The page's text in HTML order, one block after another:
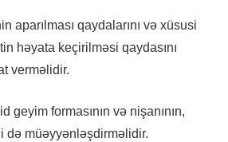
qaydalarını və xüsusi
həyata keçirilməsi qaydasını
verməlidir.
formasının və nişanının,
də müəyyənləşdirməlidir.